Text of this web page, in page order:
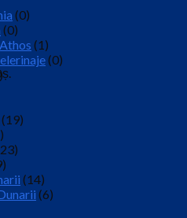
(0)
(0)
(1)
(0)
(19)
(14)
(6)